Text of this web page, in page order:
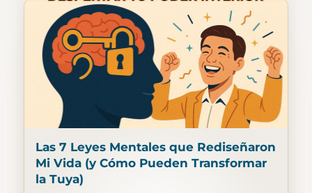
Las 7 Leyes Mentales que Rediseñaron
Mi Vida (y Cómo Pueden Transformar
la Tuya)